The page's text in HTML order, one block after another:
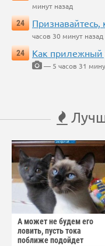
минут назад
24
Признавайтесь,
часов 30 минут назад
24
Как прилежный
— 5 часов 31
А может не будем его
ловить, пусть тока
поближе подойдет